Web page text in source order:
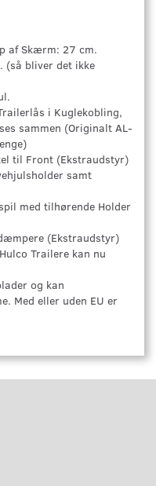
af Skærm: 27 cm.
(så bliver det ikke
i Kuglekobling,
sammen (Originalt AL-
til Front (Ekstraudstyr)
samt
med tilhørende Holder
(Ekstraudstyr)
Trailere kan nu
og kan
Med eller uden EU er